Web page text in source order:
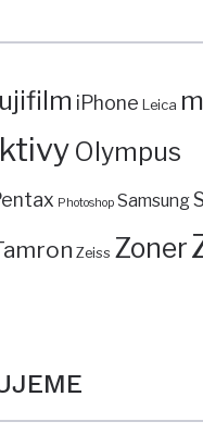
iPhone Leica
Olympus
Photoshop Samsung
Zeiss Zoner